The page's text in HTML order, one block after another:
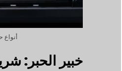
أنواع
خبير الحبر: